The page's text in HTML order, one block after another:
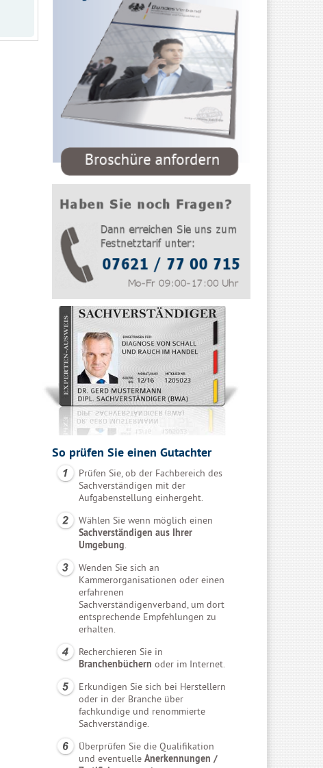
So prüfen Sie einen Gutachter
Prüfen Sie, ob der Fachbereich des
Sachverständigen mit der
Aufgabenstellung einhergeht.
Wählen Sie wenn möglich einen
Sachverständigen aus Ihrer
Umgebung.
Wenden Sie sich an
Kammerorganisationen oder einen
erfahrenen
Sachverständigenverband, um dort
entsprechende Empfehlungen zu
erhalten.
Recherchieren Sie in
Branchenbüchern oder im Internet.
Erkundigen Sie sich bei Herstellern
oder in der Branche über
fachkundige und renommierte
Sachverständige.
Überprüfen Sie die Qualifikation
und eventuelle Anerkennungen /